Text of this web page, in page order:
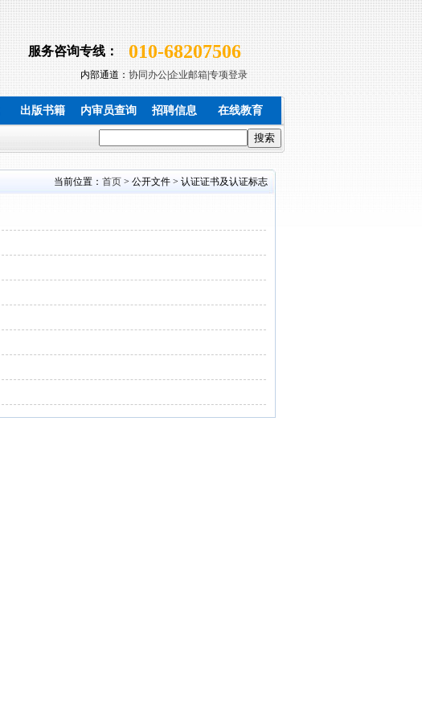
服务咨询专线： 010-68207506
内部通道：协同办公|企业邮箱|专项登录
出版书籍 内审员查询 招聘信息 在线教育
当前位置： 首页> 公开文件 > 认证证书及认证标志